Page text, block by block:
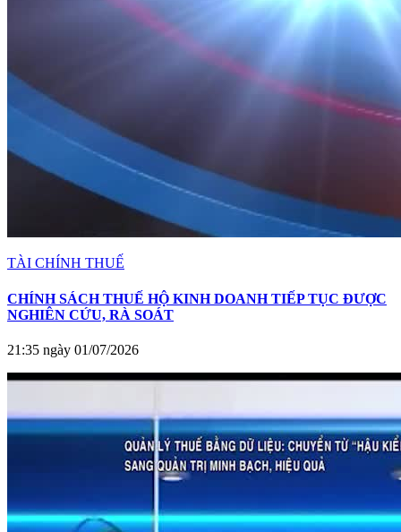
TÀI CHÍNH THUẾ
CHÍNH SÁCH THUẾ HỘ KINH DOANH TIẾP TỤC ĐƯỢC
NGHIÊN CỨU, RÀ SOÁT
21:35 ngày 01/07/2026